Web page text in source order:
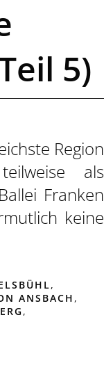
5)
Region
als
Franken
keine
,
ANSBACH ,
,